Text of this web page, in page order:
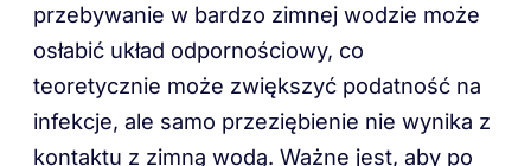
przebywanie w bardzo zimnej wodzie może
osłabić układ odpornościowy, co
teoretycznie może zwiększyć podatność na
infekcje, ale samo przeziębienie nie wynika z
kontaktu z zimną wodą. Ważne jest, aby po